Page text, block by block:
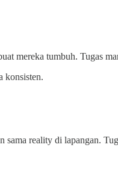
mereka tumbuh. Tugas
konsisten.
reality di lapangan.